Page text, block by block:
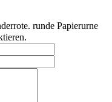
runde Papierurne